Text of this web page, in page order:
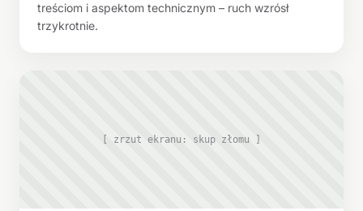
treściom i aspektom technicznym – ruch wzrósł
trzykrotnie.
[ zrzut ekranu: skup złomu ]